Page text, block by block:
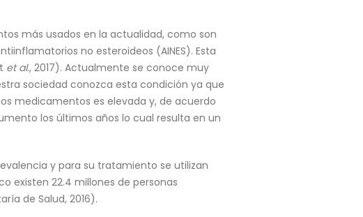
más usados en la actualidad, como son
no esteroideos (AINES). Esta
et al., 2017). Actualmente se conoce muy
sociedad conozca esta condición ya que
medicamentos es elevada y, de acuerdo
los últimos años lo cual resulta en un
y para su tratamiento se utilizan
existen 22.4 millones de personas
de Salud, 2016).